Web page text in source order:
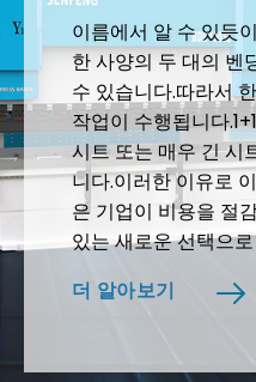
이름에서 알 수 있듯
한 사양의 두 대의 벤
수 있습니다.따라서
작업이 수행됩니다
시트 또는 매우 긴 시
니다.이러한 이유로
은 기업이 비용을 절
있는 새로운 선택으
더 알아보기